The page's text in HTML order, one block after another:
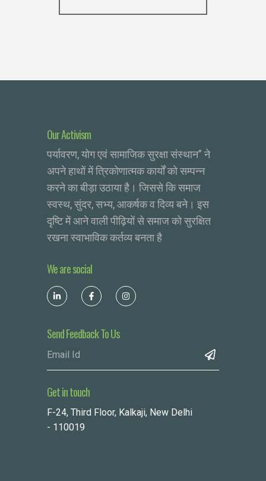
Our Activism
पर्यावरण, योग एवं सामाजिक सुरक्षा संस्थान” ने
अपने हाथों में त्रिकोणात्मक कार्यों को सम्पन्न
करने का बीड़ा उठाया है। जिससे कि समाज
स्वस्थ, सुंदर, सभ्य, आकर्षक व दिव्य बने। इस
दृष्टि में आने वाली पीढ़ियों से समाज को सुरक्षित
रखना स्वाभाविक कर्तव्य बनता है
We are social
Send Feedback To Us
Get in touch
F-24, Third Floor, Kalkaji, New Delhi
- 110019